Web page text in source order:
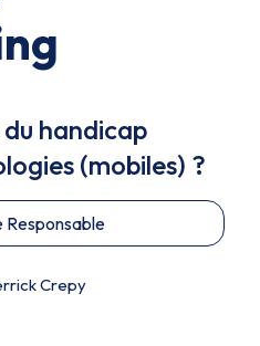
handicap
(mobiles) ?
Responsable
Crepy